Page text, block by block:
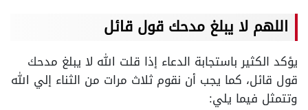
اللهم لا يبلغ مدحك قول قائل
يؤكد الكثير باستجابة الدعاء إذا قلت الله لا يبلغ مدحك
قول قائل، كما يجب أن نقوم ثلاث مرات من الثناء إلي الله
وتتمثل فيما يلي: